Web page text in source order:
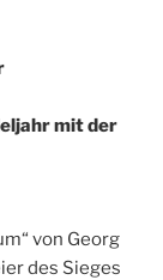
mit der
von Georg
des Sieges